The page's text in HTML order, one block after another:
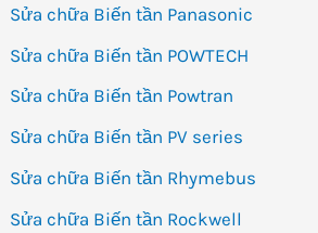
Sửa chữa Biến tần Panasonic
Sửa chữa Biến tần POWTECH
Sửa chữa Biến tần Powtran
Sửa chữa Biến tần PV series
Sửa chữa Biến tần Rhymebus
Sửa chữa Biến tần Rockwell